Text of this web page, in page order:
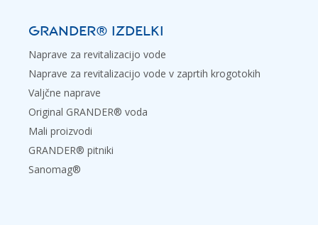
GRANDER® IZDELKI
Naprave za revitalizacijo vode
Naprave za revitalizacijo vode v zaprtih krogotokih
Valjčne naprave
Original GRANDER® voda
Mali proizvodi
GRANDER® pitniki
Sanomag®